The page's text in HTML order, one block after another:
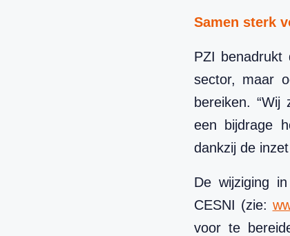
Samen sterk
PZI benadrukt
sector, maar
bereiken.
een bijdrage
dankzij de
De wijziging
CESNI (zie:
voor te